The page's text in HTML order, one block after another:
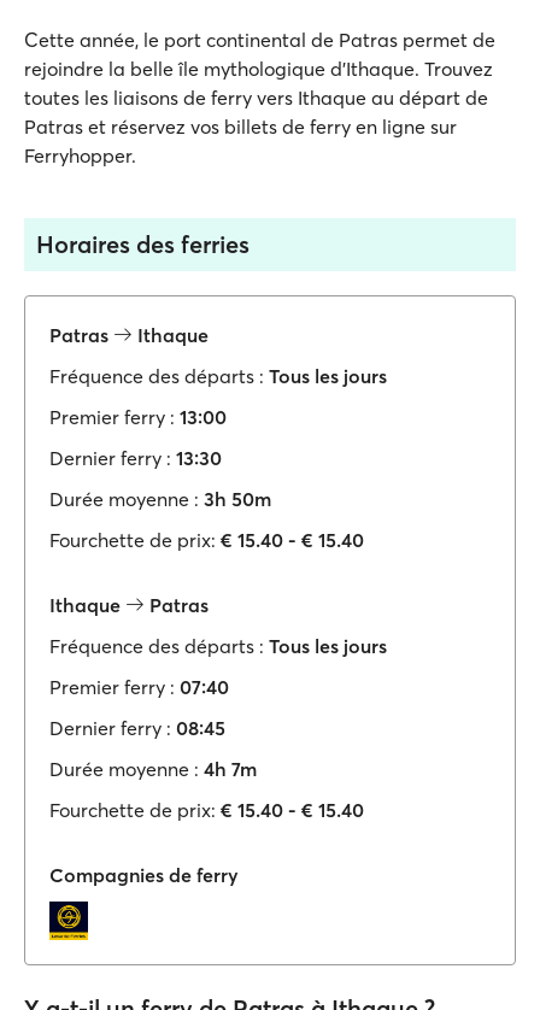
Cette année, le port continental de Patras permet de
rejoindre la belle île mythologique d'Ithaque. Trouvez
toutes les liaisons de ferry vers Ithaque au départ de
Patras et réservez vos billets de ferry en ligne sur
Ferryhopper.
Horaires des ferries
Patras
Ithaque
Fréquence des départs : Tous les jours
Premier ferry : 13:00
Dernier ferry : 13:30
Durée moyenne : 3h 50m
Fourchette de prix: € 15.40 - € 15.40
Ithaque
Patras
Fréquence des départs : Tous les jours
Premier ferry : 07:40
Dernier ferry : 08:45
Durée moyenne : 4h 7m
Fourchette de prix: € 15.40 - € 15.40
Compagnies de ferry